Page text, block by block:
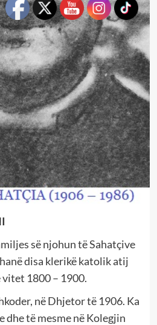
së njohun të Sahatçive
disa klerikë katolik atij
1800 – 1900.
në Dhjetor të 1906. Ka
dhe të mesme në Kolegjin